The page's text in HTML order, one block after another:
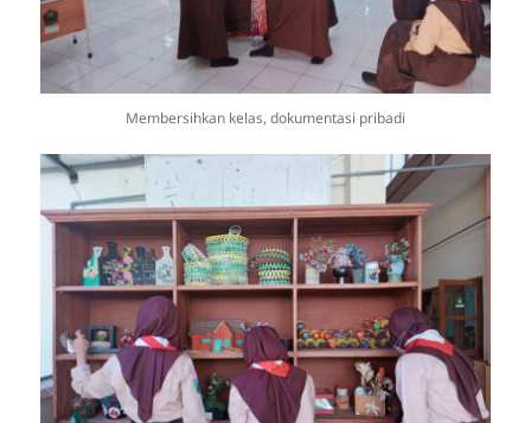
Membersihkan kelas, dokumentasi pribadi